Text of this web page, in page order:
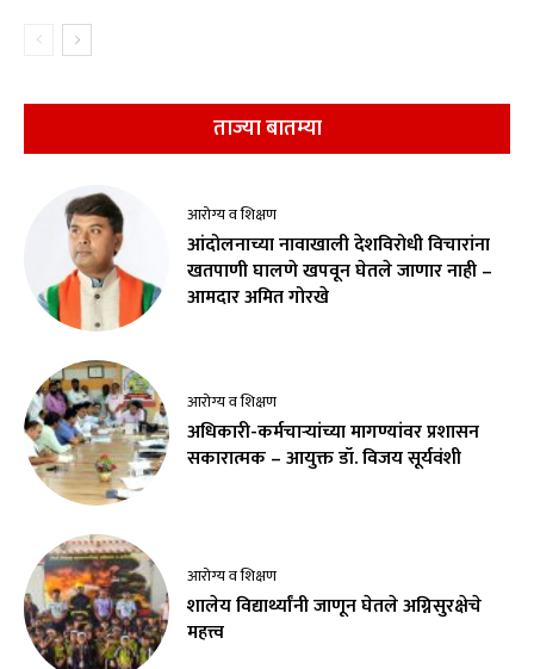
ताज्या बातम्या
आरोग्य व शिक्षण
आंदोलनाच्या नावाखाली देशविरोधी विचारांना
खतपाणी घालणे खपवून घेतले जाणार नाही –
आमदार अमित गोरखे
आरोग्य व शिक्षण
अधिकारी-कर्मचाऱ्यांच्या मागण्यांवर प्रशासन
सकारात्मक – आयुक्त डॉ. विजय सूर्यवंशी
आरोग्य व शिक्षण
शालेय विद्यार्थ्यांनी जाणून घेतले अग्निसुरक्षेचे
महत्त्व